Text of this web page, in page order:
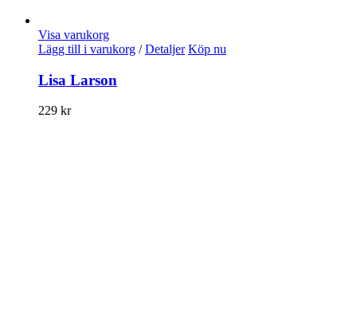
Visa varukorg
Lägg till i varukorg / Detaljer Köp nu
Lisa Larson
229 kr